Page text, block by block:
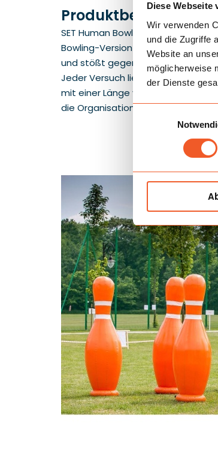
Diese Webseite
Wir verwenden
und die Zugriffe
Website an
möglicherweise
der Dienste
Einwilligungsauswahl
SET Human Bowling
Bowling-Version wird. Im Set
und stößt gegen die aufgestellten
Jeder Versuch liefert ein klar
mit einer Länge von
die Organisation weiterer